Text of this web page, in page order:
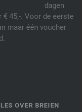
dagen
45,-. Voor de eerste
maar één voucher
OVER BREIEN